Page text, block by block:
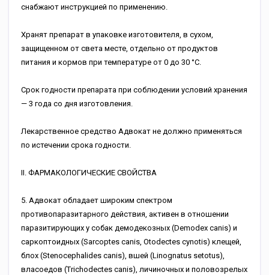
снабжают инструкцией по применению.
Хранят препарат в упаковке изготовителя, в сухом,
защищенном от света месте, отдельно от продуктов
питания и кормов при температуре от 0 до 30 °С.
Срок годности препарата при соблюдении условий хранения
— 3 года со дня изготовления.
Лекарственное средство Адвокат не должно применяться
по истечении срока годности.
II. ФАРМАКОЛОГИЧЕСКИЕ СВОЙСТВА
5. Адвокат обладает широким спектром
противопаразитарного действия, активен в отношении
паразитирующих у собак демодекозных (Demodex canis) и
саркоптоидных (Sarcoptes canis, Otodectes cynotis) клещей,
блох (Stenocephalides canis), вшей (Linognatus setotus),
власоедов (Trichodectes canis), личиночных и половозрелых